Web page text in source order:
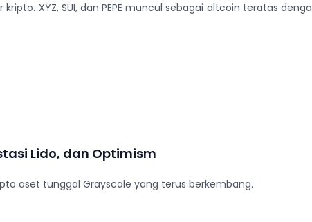
XYZ, SUI, dan PEPE muncul sebagai altcoin teratas
Lido, dan Optimism
aset tunggal Grayscale yang terus berkembang.